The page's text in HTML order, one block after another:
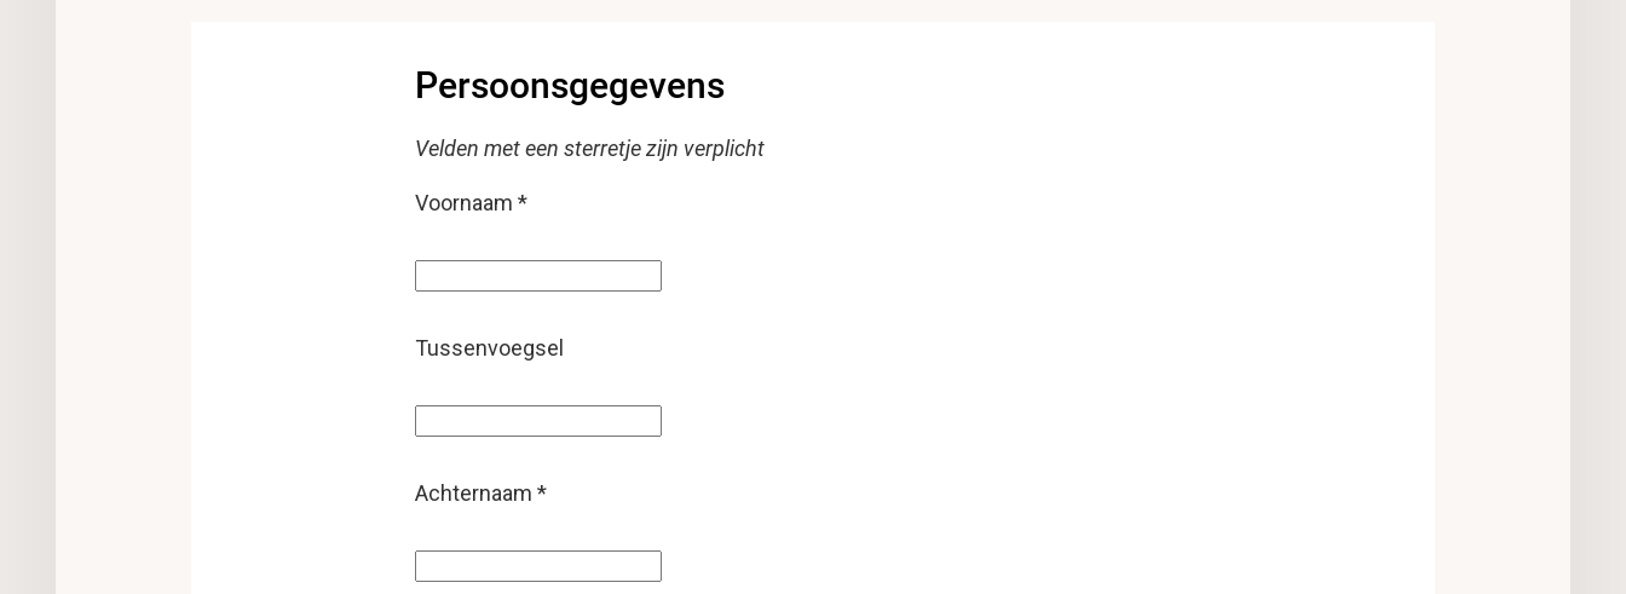
Persoonsgegevens
Velden met een sterretje zijn verplicht
Voornaam *
Tussenvoegsel
Achternaam *